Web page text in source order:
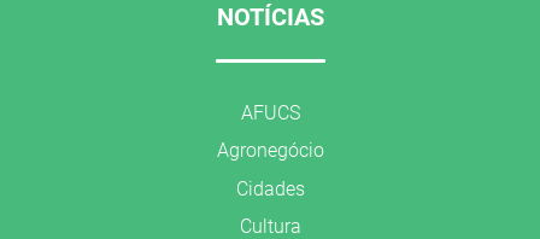
NOTÍCIAS
AFUCS
Agronegócio
Cidades
Cultura